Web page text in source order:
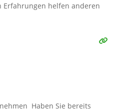
helfen anderen
Haben Sie bereits